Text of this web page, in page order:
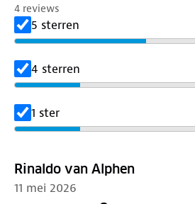
4 reviews
5 sterren
4 sterren
1 ster
Rinaldo van Alphen
11 mei 2026